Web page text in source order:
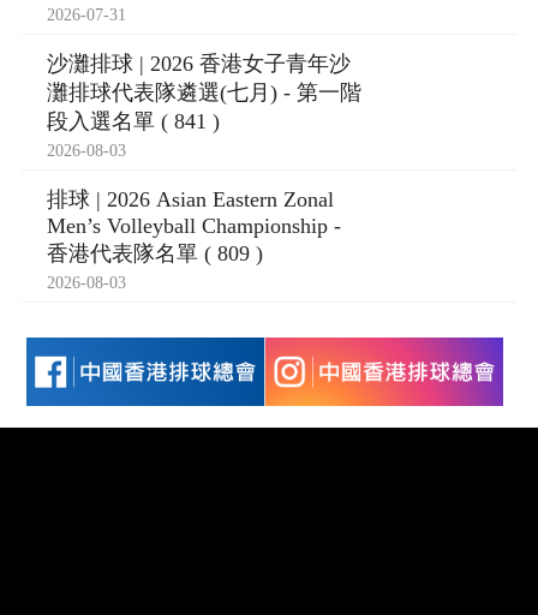
2026-07-31
沙灘排球 | 2026 香港女子青年沙
灘排球代表隊遴選(七月) - 第一階
段入選名單 ( 841 )
2026-08-03
排球 | 2026 Asian Eastern Zonal
Men’s Volleyball Championship -
香港代表隊名單 ( 809 )
2026-08-03